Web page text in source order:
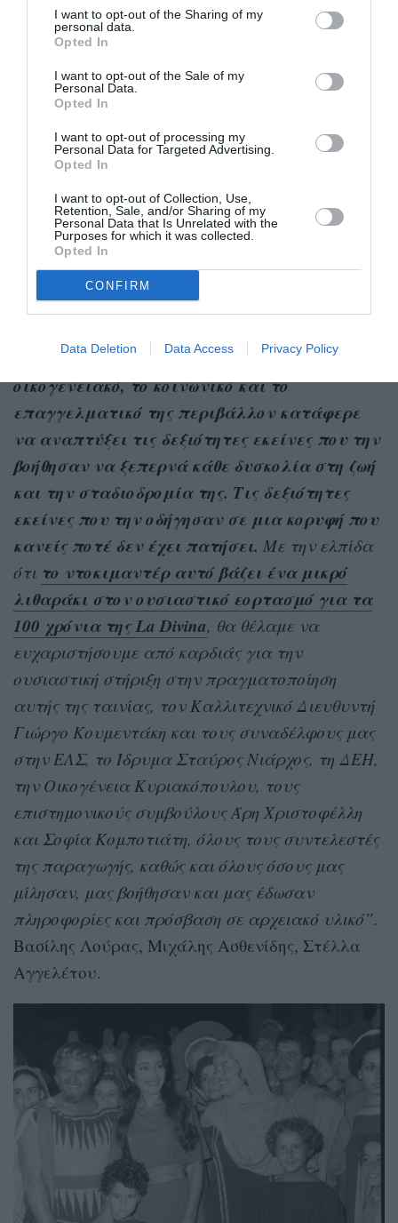
I want to opt-out of the Sharing of my
personal data.
Opted In
I want to opt-out of the Sale of my
Personal Data.
Opted In
I want to opt-out of processing my
Personal Data for Targeted Advertising.
Opted In
I want to opt-out of Collection, Use,
Retention, Sale, and/or Sharing of my
Personal Data that Is Unrelated with the
Purposes for which it was collected.
Opted In
CONFIRM
Data Deletion Data Access Privacy Policy
δύναμης, της θέλησης, της σκληρής δουλειάς,
αλλά και της αντίστασης σε κάθε δυσκολία και
σε κάθε κακοποιητική συμπεριφορά.
Ολοκληρώνοντας την περιπέτεια αυτή, θα
εκπαίδευση με την Ντε Ιντάλγκο και η
σημαντική εμπειρία που έλαβε από τις
παραστάσεις που έδωσε με την Εθνική Λυρική
Σκηνή, δεν ήταν τα μοναδικά εφόδια που έλαβε
η νεαρή Καλογεροπούλου, κατά τα χρόνια που
έζησε στην Αθήνα. Η Μαρία, μέσα από
τρομακτικές εμπειρίες ζωής και θανάτου στα
συμπεριφορές που βίωσε από το
οικογενειακό, το κοινωνικό και το
επαγγελματικό της περιβάλλον κατάφερε
να αναπτύξει τις δεξιότητες εκείνες που την
βοήθησαν να ξεπερνά κάθε δυσκολία στη ζωή
και την σταδιοδρομία της. Τις δεξιότητες
εκείνες που την οδήγησαν σε μια κορυφή που
κανείς ποτέ δεν έχει πατήσει. Με την ελπίδα
ότι το ντοκιμαντέρ αυτό βάζει ένα μικρό
λιθαράκι στον ουσιαστικό εορτασμό για τα
100 χρόνια της La Divina, θα θέλαμε να
ευχαριστήσουμε από καρδιάς για την
ουσιαστική στήριξη στην πραγματοποίηση
αυτής της ταινίας, τον Καλλιτεχνικό Διευθυντή
Γιώργο Κουμεντάκη και τους συναδέλφους μας
στην ΕΛΣ, το Ίδρυμα Σταύρος Νιάρχος, τη ΔΕΗ,
την Οικογένεια Κυριακόπουλου, τους
επιστημονικούς συμβούλους Άρη Χριστοφέλλη
και Σοφία Κομποτιάτη, όλους τους συντελεστές
της παραγωγής, καθώς και όλους όσους μας
μίλησαν, μας βοήθησαν και μας έδωσαν
πληροφορίες και πρόσβαση σε αρχειακό υλικό”.
Βασίλης Λούρας, Μιχάλης Ασθενίδης, Στέλλα
Αγγελέτου.